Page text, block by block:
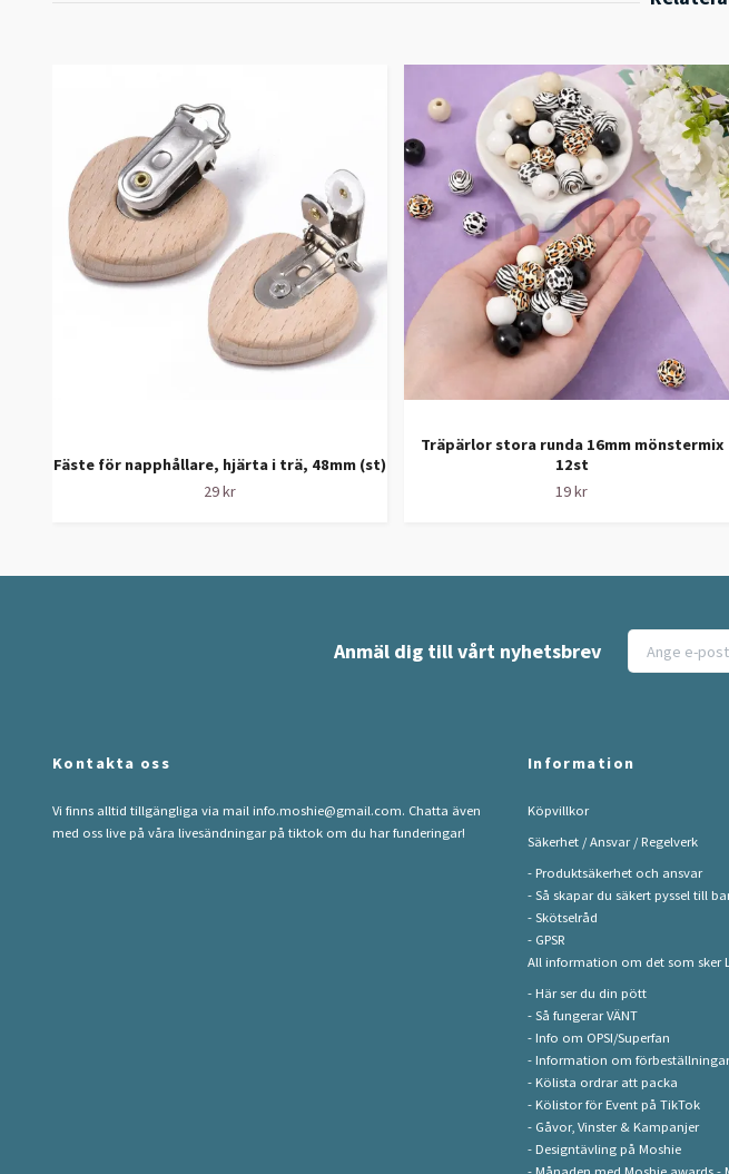
Fäste för napphållare, hjärta i trä, 48mm (st)
29 kr
Träpärlor stora runda 16mm mönstermix
12st
19 kr
Anmäl dig till vårt nyhetsbrev
Kontakta oss
Vi finns alltid tillgängliga via mail info.moshie@gmail.com. Chatta även
med oss live på våra livesändningar på tiktok om du har funderingar!
Information
Köpvillkor
Säkerhet / Ansvar / Regelverk
- Produktsäkerhet och ansvar
- Så skapar du säkert pyssel till
- Skötselråd
- GPSR
All information om det som sker
- Här ser du din pött
- Så fungerar VÄNT
- Info om OPSI/Superfan
- Information om förbeställningar
- Kölista ordrar att packa
- Kölistor för Event på TikTok
- Gåvor, Vinster & Kampanjer
- Designtävling på Moshie